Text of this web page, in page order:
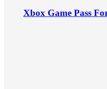
Xbox Game Pass